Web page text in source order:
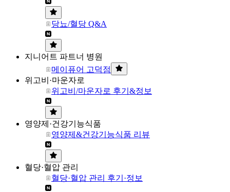
당뇨/혈당 Q&A
지니어트 파트너 병원
메이퓨어 고덕점
위고비·마운자로
위고비/마운자로 후기&정보
영양제·건강기능식품
영양제&건강기능식품 리뷰
혈당·혈압 관리
혈당·혈압 관리 후기·정보